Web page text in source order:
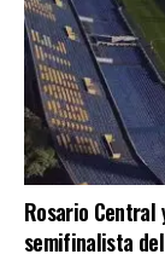
Rosario
semifinalista